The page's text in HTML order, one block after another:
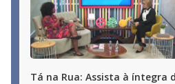
Tá na Rua: Assista à íntegra